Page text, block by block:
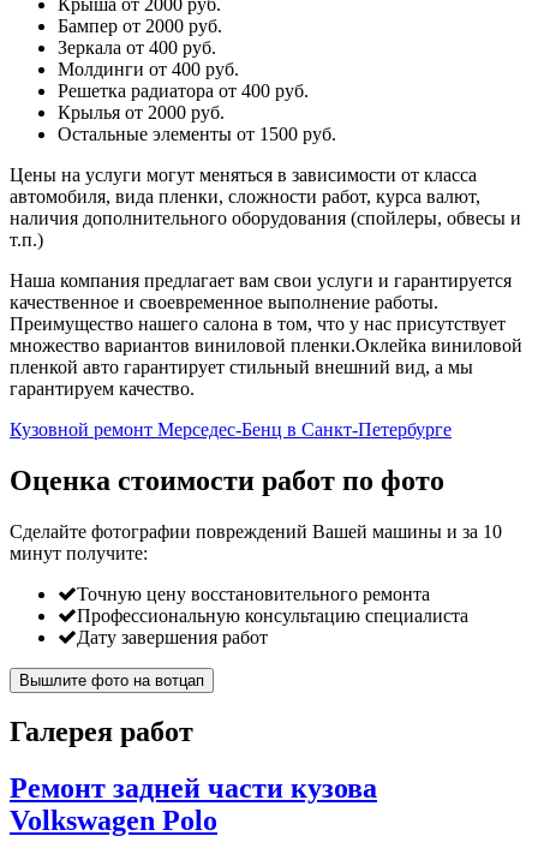
Бампер от 2000 руб.
Зеркала от 400 руб.
Молдинги от 400 руб.
Решетка радиатора от 400 руб.
Крылья от 2000 руб.
Остальные элементы от 1500 руб.
Цены на услуги могут меняться в зависимости от класса
автомобиля, вида пленки, сложности работ, курса валют,
наличия дополнительного оборудования (спойлеры, обвесы и
т.п.)
Наша компания предлагает вам свои услуги и гарантируется
качественное и своевременное выполнение работы.
Преимущество нашего салона в том, что у нас присутствует
множество вариантов виниловой пленки.Оклейка виниловой
пленкой авто гарантирует стильный внешний вид, а мы
гарантируем качество.
Кузовной ремонт Мерседес-Бенц в Санкт-Петербурге
Оценка стоимости работ по фото
Сделайте фотографии повреждений Вашей машины и за 10
минут получите:
Точную цену восстановительного ремонта
Профессиональную консультацию специалиста
Дату завершения работ
Вышлите фото на вотцап
Галерея работ
Ремонт задней части кузова
Volkswagen Polo